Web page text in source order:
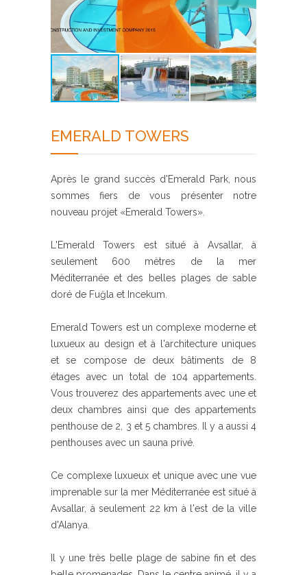
EMERALD TOWERS
Après le grand succès d'Emerald Park, nous
sommes fiers de vous présenter notre
nouveau projet «Emerald Towers».
L'Emerald Towers est situé à Avsallar, à
seulement 600 mètres de la mer
Méditerranée et des belles plages de sable
doré de Fuğla et Incekum.
Emerald Towers est un complexe moderne et
luxueux au design et à l'architecture uniques
et se compose de deux bâtiments de 8
étages avec un total de 104 appartements.
Vous trouverez des appartements avec une et
deux chambres ainsi que des appartements
penthouse de 2, 3 et 5 chambres. Il y a aussi 4
penthouses avec un sauna privé.
Ce complexe luxueux et unique avec une vue
imprenable sur la mer Méditerranée est situé à
Avsallar, à seulement 22 km à l'est de la ville
d'Alanya.
Il y une très belle plage de sabine fin et des